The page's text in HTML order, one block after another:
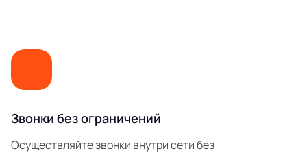
Звонки без ограничений
Осуществляйте звонки внутри сети без